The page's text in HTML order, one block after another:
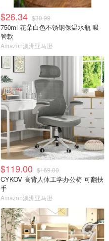
$26.34 $30.99
750ml 花朵白色不锈钢保温水瓶 吸
管款
Amazon澳洲亚马逊
$119.00 $169.00
CYKOV 高背人体工学办公椅 可翻扶
手
Amazon澳洲亚马逊